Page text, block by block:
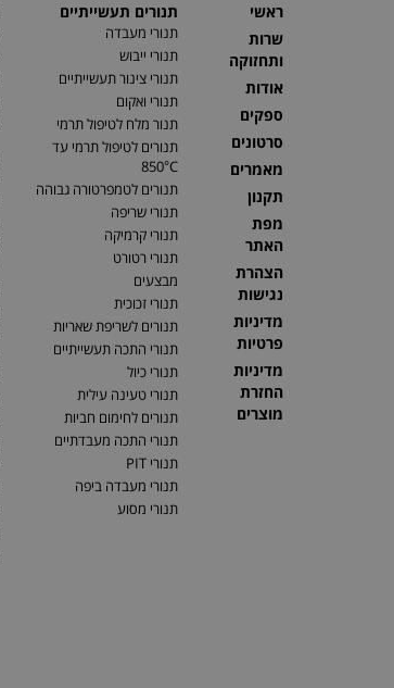
ראשי
שרות
ותחזוקה
אודות
ספקים
סרטונים
מאמרים
תקנון
מפת
האתר
הצהרת
נגישות
מדיניות
פרטיות
מדיניות
החזרת
מוצרים
תנורים תעשייתיים
תנורי מעבדה
תנורי ייבוש
תנורי צינור תעשייתיים
תנורי ואקום
תנור מלח לטיפול תרמי
תנורים לטיפול תרמי עד
850°C
תנורים לטמפרטורה גבוהה
תנורי שריפה
תנורי קרמיקה
תנורי רטורט
מבצעים
תנורי זכוכית
תנורים לשריפת שאריות
תנורי התכה תעשייתיים
תנורי כיול
תנורי טעינה עילית
תנורים לחימום חביות
תנורי התכה מעבדתיים
תנורי PIT
תנורי מעבדה ביפה
תנורי מסוע